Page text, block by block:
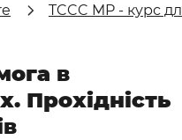
TCCC MP - курс
в
Прохідність